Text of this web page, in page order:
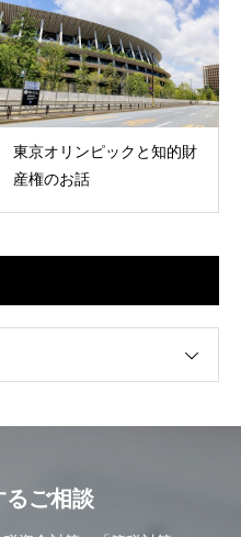
東京オリンピックと知的財
産権のお話
るご相談